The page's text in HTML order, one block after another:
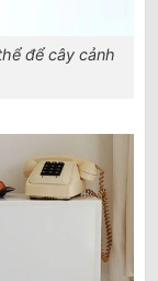
để cây cảnh